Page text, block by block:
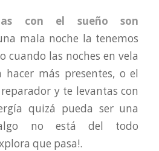
con el sueño son
mala noche la tenemos
cuando las noches en vela
hacer más presentes, o el
y te levantas con
quizá pueda ser una
no está del todo
que pasa!.